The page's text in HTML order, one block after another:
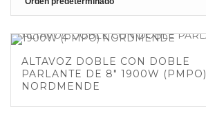
ALTAVOZ DOBLE CON DOBLE
PARLANTE DE 8″ 1900W (PMPO)
NORDMENDE